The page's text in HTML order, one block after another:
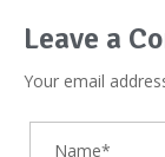
Leave a
Your email